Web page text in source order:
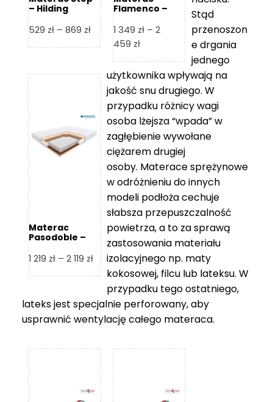
– Hilding
529 zł – 869 złZakres
cen:
529 zł
do
869 zł
Flamenco –
1 349 zł – 2
459 złZakres
od
1
349 zł
2
459 zł
Materac
Pasodoble –
1 219 zł – 2 119 złZakres
cen:
1
219 zł
do
119 zł
Stąd
przenoszon
e drgania
jednego
użytkownika wpływają na
jakość snu drugiego. W
przypadku różnicy wagi
osoba lżejsza “wpada” w
zagłębienie wywołane
ciężarem drugiej
osoby. Materace sprężynowe
w odróżnieniu do innych
modeli podłoża cechuje
słabsza przepuszczalność
powietrza, a to za sprawą
zastosowania materiału
izolacyjnego np. maty
kokosowej, filcu lub lateksu. W
przypadku tego ostatniego,
lateks jest specjalnie perforowany, aby
usprawnić wentylację całego materaca.